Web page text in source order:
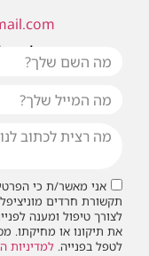
או שילחו
אני מאשר/ת כי
תקשורת חרדים
לצורך טיפול ומענה
את תיקונו או מחיקתו.
לטפל בפנייה. למדיניות